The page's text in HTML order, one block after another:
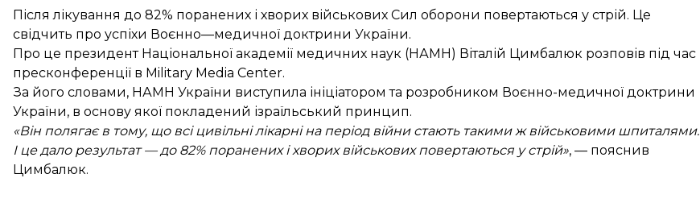
Після лікування до 82% поранених і хворих військових Сил оборони повертаються у стрій. Це
свідчить про успіхи Воєнно—медичної доктрини України.
Про це президент Національної академії медичних наук (НАМН) Віталій Цимбалюк розповів під час
пресконференції в Military Media Center.
За його словами, НАМН України виступила ініціатором та розробником Воєнно-медичної доктрини
України, в основу якої покладений ізраїльський принцип.
«Він полягає в тому, що всі цивільні лікарні на період війни стають такими ж військовими шпиталями.
І це дало результат — до 82% поранених і хворих військових повертаються у стрій», — пояснив
Цимбалюк.